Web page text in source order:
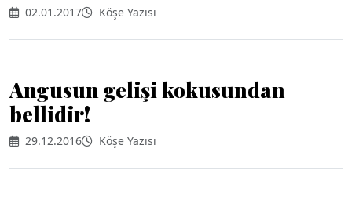
02.01.2017 Köşe Yazısı
Angusun gelişi kokusundan
bellidir!
29.12.2016 Köşe Yazısı